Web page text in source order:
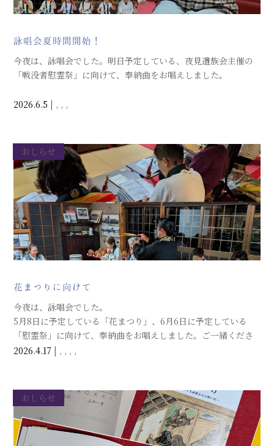
詠唱会夏時間開始！
2026.6.5 | , , ,
今夜は、詠唱会でした。明日予定している、夜見遺族会主催の
「戦没者慰霊祭」に向けて、奉納曲をお唱えしました。
花まつりに向けて
2026.4.17 |
おしらせ
, , , ,
今夜は、詠唱会でした。
5月8日に予定している「花まつり」、6月6日に予定している
「慰霊祭」に向けて、奉納曲をお唱えしました。ご一緒くださ
る会員の皆さまのおかげで、教えや行事の意味をお唱えしなが
おしらせ